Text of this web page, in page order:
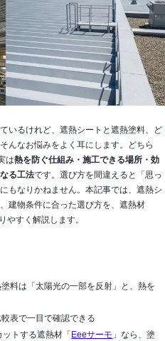
いるけれど、遮熱シートと遮熱塗料、ど
なお悩みをよく耳にします。どちら
は熱を防ぐ仕組み・施工できる場所・効
る工法です。選び方を間違えると「思っ
もなりかねません。本記事では、遮熱シ
建物条件に合った選び方を、遮熱材
やすく解説します。
料は「太陽光の一部を反射」と、熱を
表で一目で確認できる
トする遮熱材「 Eeeサーモ 」なら、塗